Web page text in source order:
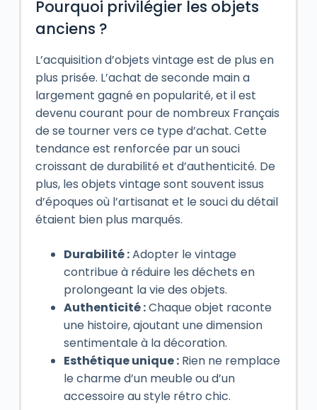
Pourquoi privilégier les objets
anciens ?
L’acquisition d’objets vintage est de plus en
plus prisée. L’achat de seconde main a
largement gagné en popularité, et il est
devenu courant pour de nombreux Français
de se tourner vers ce type d’achat. Cette
tendance est renforcée par un souci
croissant de durabilité et d’authenticité. De
plus, les objets vintage sont souvent issus
d’époques où l’artisanat et le souci du détail
étaient bien plus marqués.
Durabilité :Adopter le vintage
contribue à réduire les déchets en
prolongeant la vie des objets.
Authenticité :Chaque objet raconte
une histoire, ajoutant une dimension
sentimentale à la décoration.
Esthétique unique :Rien ne remplace
le charme d’un meuble ou d’un
accessoire au style rétro chic.